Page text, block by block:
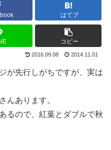
はてブ
コピー
2016.09.08 2014.11.01
が先行しがちですが、実は
んあります。
るので、紅葉とダブルで秋